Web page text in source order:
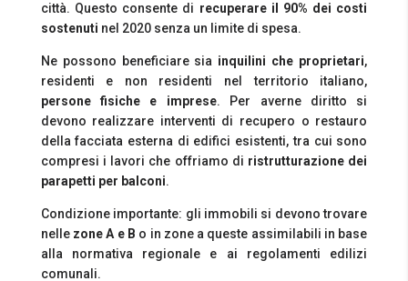
città. Questo consente di recuperare il 90% dei costi
sostenuti nel 2020 senza un limite di spesa.
Ne possono beneficiare sia inquilini che proprietari,
residenti e non residenti nel territorio italiano,
persone fisiche e imprese. Per averne diritto si
devono realizzare interventi di recupero o restauro
della facciata esterna di edifici esistenti, tra cui sono
compresi i lavori che offriamo di ristrutturazione dei
parapetti per balconi.
Condizione importante: gli immobili si devono trovare
nellezone A e B o in zone a queste assimilabili in base
alla normativa regionale e ai regolamenti edilizi
comunali.